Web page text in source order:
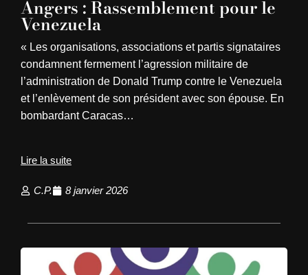
Angers : Rassemblement pour le
Venezuela
« Les organisations, associations et partis signataires
condamnent fermement l’agression militaire de
l’administration de Donald Trump contre le Venezuela
et l’enlèvement de son président avec son épouse. En
bombardant Caracas…
Lire la suite
C.P. 8 janvier 2026